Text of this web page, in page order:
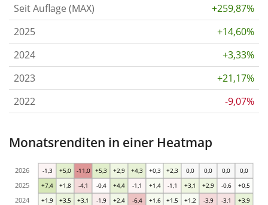
Seit Auflage (MAX)
+259,87%
2025
+14,60%
2024
+3,33%
2023
+21,17%
2022
-9,07%
Monatsrenditen in einer Heatmap
+1,9 +3,5 +3,1 -1,9 +2,4 -6,4 +1,6 +1,5 +1,2 -3,9 -3,1 +3,9
+7,4 +1,8 -4,1 -0,4 +4,4 -1,1 +1,4 -1,1 +3,1 +2,9 -0,6 +0,5
-1,3 +5,0 -11,0 +5,3 +2,9 +4,3 +0,3 +2,3 0,0 0,0 0,0 0,0
2024
2025
2026